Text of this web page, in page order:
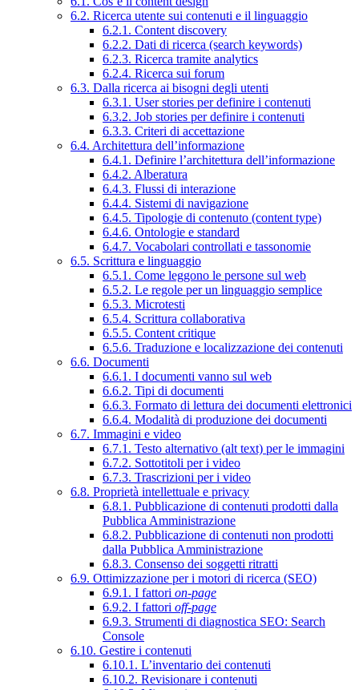
6.2. Ricerca utente sui contenuti e il linguaggio
6.2.1. Content discovery
6.2.2. Dati di ricerca (search keywords)
6.2.3. Ricerca tramite analytics
6.2.4. Ricerca sui forum
6.3. Dalla ricerca ai bisogni degli utenti
6.3.1. User stories per definire i contenuti
6.3.2. Job stories per definire i contenuti
6.3.3. Criteri di accettazione
6.4. Architettura dell’informazione
6.4.1. Definire l’architettura dell’informazione
6.4.2. Alberatura
6.4.3. Flussi di interazione
6.4.4. Sistemi di navigazione
6.4.5. Tipologie di contenuto (content type)
6.4.6. Ontologie e standard
6.4.7. Vocabolari controllati e tassonomie
6.5. Scrittura e linguaggio
6.5.1. Come leggono le persone sul web
6.5.2. Le regole per un linguaggio semplice
6.5.3. Microtesti
6.5.4. Scrittura collaborativa
6.5.5. Content critique
6.5.6. Traduzione e localizzazione dei contenuti
6.6. Documenti
6.6.1. I documenti vanno sul web
6.6.2. Tipi di documenti
6.6.3. Formato di lettura dei documenti elettronici
6.6.4. Modalità di produzione dei documenti
6.7. Immagini e video
6.7.1. Testo alternativo (alt text) per le immagini
6.7.2. Sottotitoli per i video
6.7.3. Trascrizioni per i video
6.8. Proprietà intellettuale e privacy
6.8.1. Pubblicazione di contenuti prodotti dalla
Pubblica Amministrazione
6.8.2. Pubblicazione di contenuti non prodotti
dalla Pubblica Amministrazione
6.8.3. Consenso dei soggetti ritratti
6.9. Ottimizzazione per i motori di ricerca (SEO)
6.9.1. I fattori on-page
6.9.2. I fattori off-page
6.9.3. Strumenti di diagnostica SEO: Search
Console
6.10. Gestire i contenuti
6.10.1. L’inventario dei contenuti
6.10.2. Revisionare i contenuti